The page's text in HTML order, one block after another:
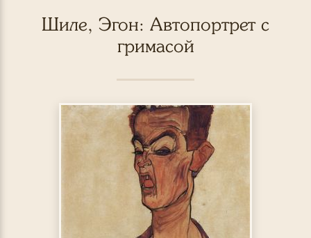
Шиле, Эгон: Автопортрет с
гримасой